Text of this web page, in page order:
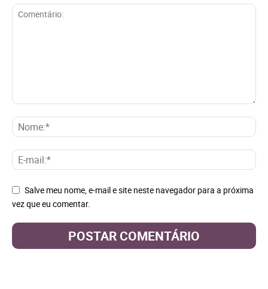
Salve meu nome, e-mail e site neste navegador para a próxima
vez que eu comentar.